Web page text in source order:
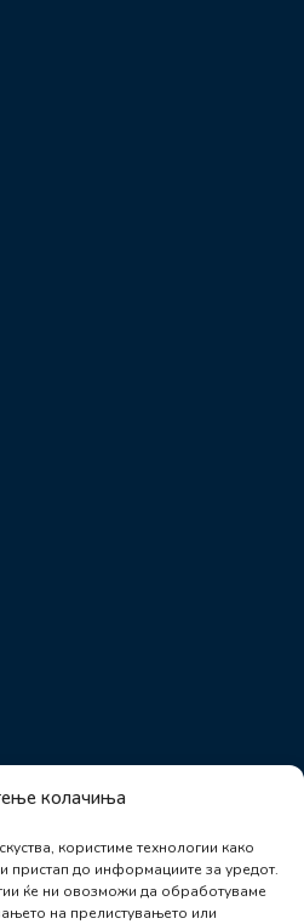
колачиња
користиме технологии како
пристап до информациите за уредот.
ќе ни овозможи да обработуваме
на прелистувањето или